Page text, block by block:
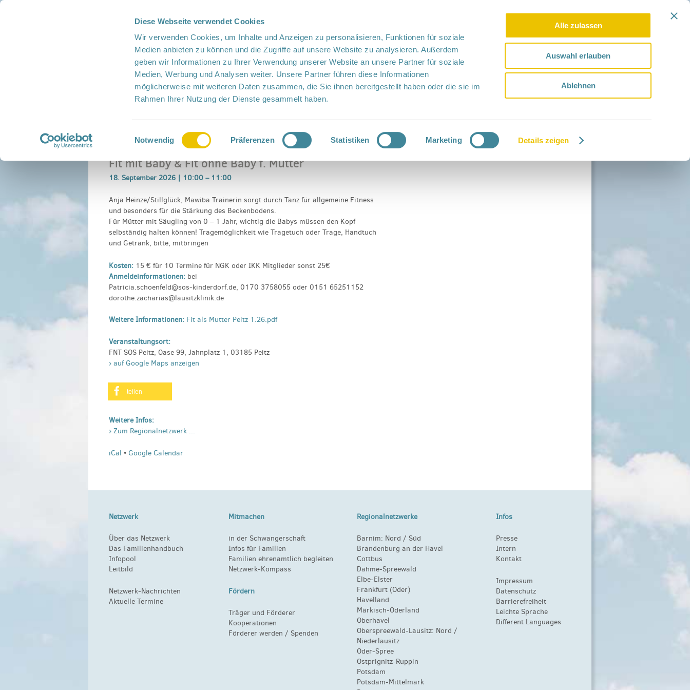
Diese Webseite verwendet Cookies
Wir verwenden Cookies, um Inhalte und Anzeigen zu personalisieren, Funktionen für soziale
Medien anbieten zu können und die Zugriffe auf unsere Website zu analysieren. Außerdem
geben wir Informationen zu Ihrer Verwendung unserer Website an unsere Partner für soziale
Medien, Werbung und Analysen weiter. Unsere Partner führen diese Informationen
möglicherweise mit weiteren Daten zusammen, die Sie ihnen bereitgestellt haben oder die sie im
Rahmen Ihrer Nutzung der Dienste gesammelt haben.
Einwilligungsauswahl
Notwendig Präferenzen Statistiken Marketing Details zeigen
Alle zulassen
Auswahl erlauben
Ablehnen
Intern Netzwerk-Kompass Leichte Sprache
Termine
Fit mit Baby & Fit ohne Baby f. Mütter
Fit mit Baby & Fit ohne Baby f. Mütter
18. September 2026 | 10:00 – 11:00
Anja Heinze/Stillglück, Mawiba Trainerin sorgt durch Tanz für allgemeine Fitness
und besonders für die Stärkung des Beckenbodens.
Für Mütter mit Säugling von 0 – 1 Jahr, wichtig die Babys müssen den Kopf
selbständig halten können! Tragemöglichkeit wie Tragetuch oder Trage, Handtuch
und Getränk, bitte, mitbringen
Kosten: 15 € für 10 Termine für NGK oder IKK Mitglieder sonst 25€
Anmeldeinformationen: bei
Patricia.schoenfeld@sos-kinderdorf.de, 0170 3758055 oder 0151 65251152
dorothe.zacharias@lausitzklinik.de
Weitere Informationen: Fit als Mutter Peitz 1.26.pdf
Veranstaltungsort:
FNT SOS Peitz, Oase 99, Jahnplatz 1, 03185 Peitz
› auf Google Maps anzeigen
teilen
Weitere Infos:
› Zum Regionalnetzwerk ...
iCal • Google Calendar
Netzwerk
Über das Netzwerk
Das Familienhandbuch
Infopool
Leitbild
Netzwerk-Nachrichten
Aktuelle Termine
Mitmachen
in der Schwangerschaft
Infos für Familien
Familien ehrenamtlich begleiten
Netzwerk-Kompass
Fördern
Träger und Förderer
Kooperationen
Förderer werden / Spenden
Regionalnetzwerke
Barnim: Nord / Süd
Brandenburg an der Havel
Cottbus
Dahme-Spreewald
Elbe-Elster
Frankfurt (Oder)
Havelland
Märkisch-Oderland
Oberhavel
Oberspreewald-Lausitz: Nord /
Niederlausitz
Oder-Spree
Ostprignitz-Ruppin
Potsdam
Potsdam-Mittelmark
Infos
Presse
Intern
Kontakt
Impressum
Datenschutz
Barrierefreiheit
Leichte Sprache
Different Languages